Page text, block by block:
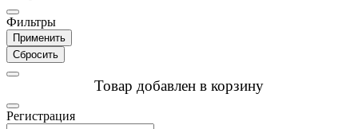
Фильтры
Применить
Сбросить
Товар добавлен в корзину
Регистрация